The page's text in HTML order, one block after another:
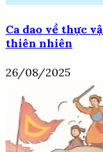
Ca dao về thực
thiên nhiên
26/08/2025